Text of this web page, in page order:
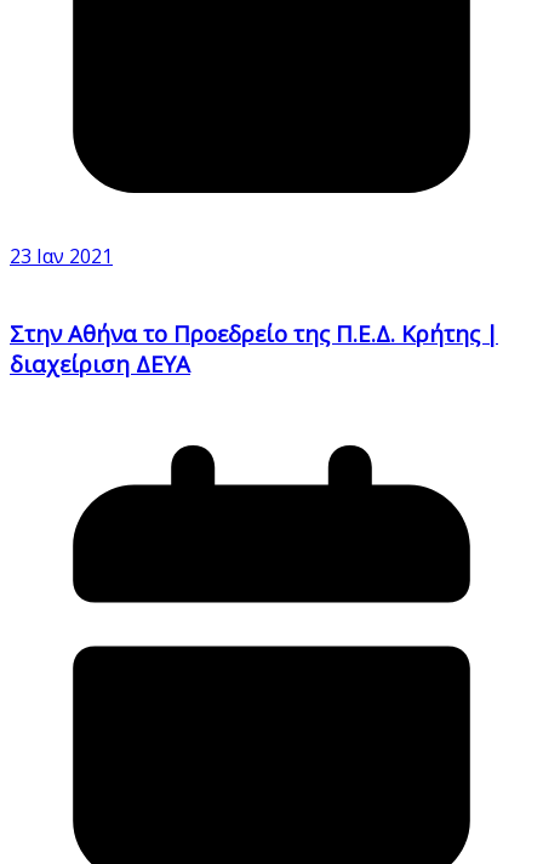
23 Ιαν 2021
Στην Αθήνα το Προεδρείο της Π.Ε.Δ. Κρήτης |
διαχείριση ΔΕΥΑ